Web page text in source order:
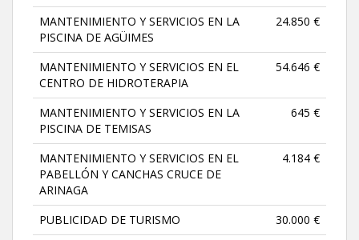
MANTENIMIENTO Y SERVICIOS EN LA
PISCINA DE AGÜIMES
24.850 €
MANTENIMIENTO Y SERVICIOS EN EL
CENTRO DE HIDROTERAPIA
54.646 €
MANTENIMIENTO Y SERVICIOS EN LA
PISCINA DE TEMISAS
645 €
MANTENIMIENTO Y SERVICIOS EN EL
PABELLÓN Y CANCHAS CRUCE DE
ARINAGA
4.184 €
PUBLICIDAD DE TURISMO
30.000 €